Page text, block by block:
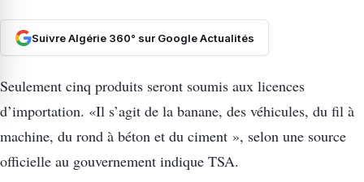
Suivre Algérie 360° sur Google Actualités
Seulement cinq produits seront soumis aux licences
d’importation. «Il s’agit de la banane, des véhicules, du fil à
machine, du rond à béton et du ciment », selon une source
officielle au gouvernement indique TSA.